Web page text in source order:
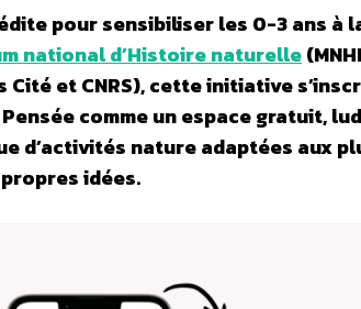
pour sensibiliser les 0-3 ans à
national d’Histoire naturelle
et CNRS), cette initiative
comme un espace gratuit,
d’activités nature adaptées aux
idées.